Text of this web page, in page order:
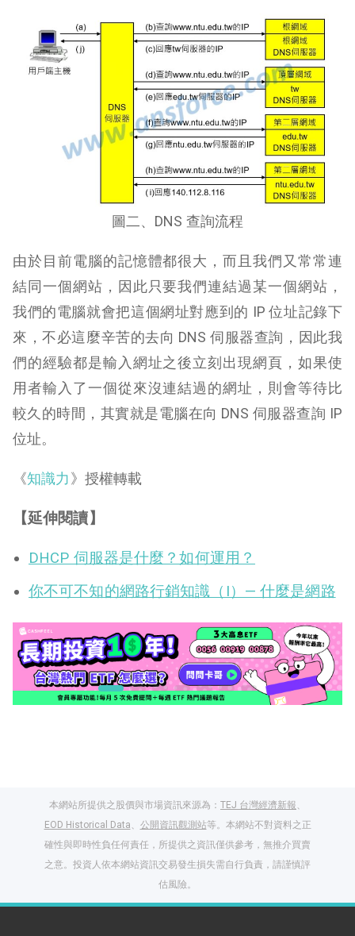
圖二、DNS 查詢流程
由於目前電腦的記憶體都很大，而且我們又常常連
結同一個網站，因此只要我們連結過某一個網站，
我們的電腦就會把這個網址對應到的 IP 位址記錄下
來，不必這麼辛苦的去向 DNS 伺服器查詢，因此我
們的經驗都是輸入網址之後立刻出現網頁，如果使
用者輸入了一個從來沒連結過的網址，則會等待比
較久的時間，其實就是電腦在向 DNS 伺服器查詢 IP
位址。
《知識力》授權轉載
【延伸閱讀】
DHCP 伺服器是什麼？如何運用？
你不可不知的網路行銷知識（I）— 什麼是網路
本網站所提供之股價與市場資訊來源為： TEJ 台灣經濟新報
EOD Historical Data
公開資訊觀測站等。本網站不對資料之正
確性與即時性負任何責任，所提供之資訊僅供參考，無推介買賣
之意。投資人依本網站資訊交易發生損失需自行負責，請謹慎評
估風險。